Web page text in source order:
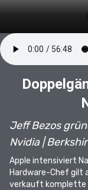
Jeff Bezos
Nvidia |
Apple intensiviert
Hardware-Chef gilt
verkauft komplette